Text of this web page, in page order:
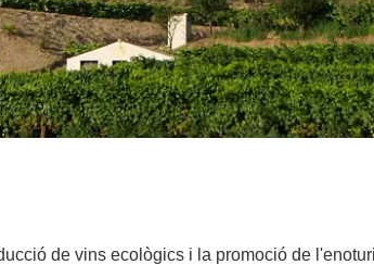
de vins ecològics i la promoció de